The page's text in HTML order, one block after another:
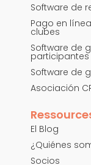
Software de
Pago en
clubes
Software de
participantes
Software de
Asociación
El Blog
¿Quiénes
Socios